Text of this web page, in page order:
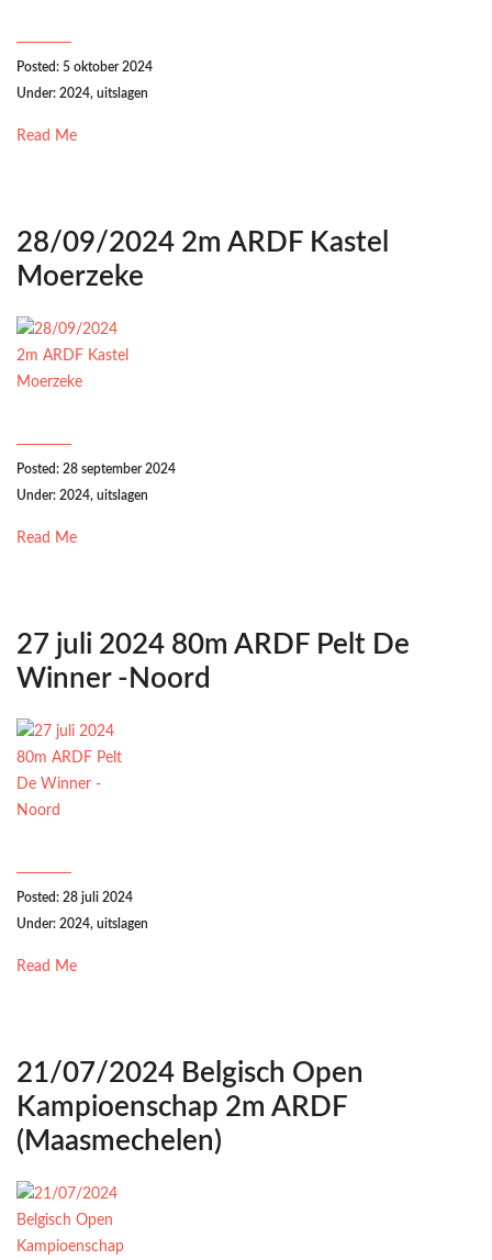
Posted: 5 oktober 2024
Under: 2024, uitslagen
Read Me
28/09/2024 2m ARDF Kastel
Moerzeke
Posted: 28 september 2024
Under: 2024, uitslagen
Read Me
27 juli 2024 80m ARDF Pelt De
Winner -Noord
Posted: 28 juli 2024
Under: 2024, uitslagen
Read Me
21/07/2024 Belgisch Open
Kampioenschap 2m ARDF
(Maasmechelen)